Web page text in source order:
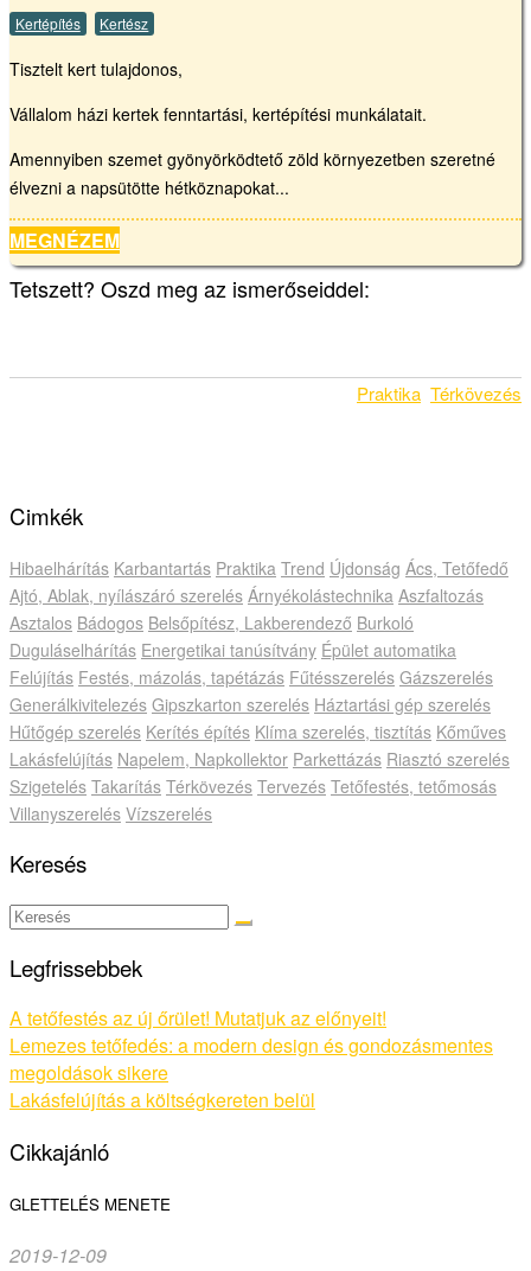
Kertépítés Kertész
Tisztelt kert tulajdonos,
Vállalom házi kertek fenntartási, kertépítési munkálatait.
Amennyiben szemet gyönyörködtető zöld környezetben szeretné
élvezni a napsütötte hétköznapokat...
MEGNÉZEM
Tetszett? Oszd meg az ismerőseiddel:
Praktika Térkövezés
Cimkék
Hibaelhárítás Karbantartás Praktika Trend Újdonság Ács, Tetőfedő
Ajtó, Ablak, nyílászáró szerelés Árnyékolástechnika Aszfaltozás
Asztalos Bádogos Belsőpítész, Lakberendező Burkoló
Duguláselhárítás Energetikai tanúsítvány Épület automatika
Felújítás Festés, mázolás, tapétázás Fűtésszerelés Gázszerelés
Generálkivitelezés Gipszkarton szerelés Háztartási gép szerelés
Hűtőgép szerelés Kerítés építés Klíma szerelés, tisztítás Kőműves
Lakásfelújítás Napelem, Napkollektor Parkettázás Riasztó szerelés
Szigetelés Takarítás Térkövezés Tervezés Tetőfestés, tetőmosás
Villanyszerelés Vízszerelés
Keresés
Legfrissebbek
A tetőfestés az új őrület! Mutatjuk az előnyeit!
Lemezes tetőfedés: a modern design és gondozásmentes
megoldások sikere
Lakásfelújítás a költségkereten belül
Cikkajánló
GLETTELÉS MENETE
2019-12-09